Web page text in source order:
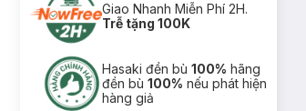
Giao Nhanh Miễn Phí 2H.
Trễ tặng 100K
Hasaki đền bù100% hãng
đền bù100% nếu phát hiện
hàng giả